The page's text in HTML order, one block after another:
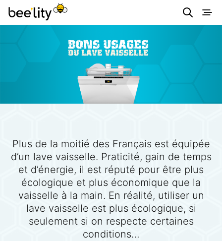
Plus de la moitié des Français est équipée
d’un lave vaisselle. Praticité, gain de temps
et d’énergie, il est réputé pour être plus
écologique et plus économique que la
vaisselle à la main. En réalité, utiliser un
lave vaisselle est plus écologique, si
seulement si on respecte certaines
conditions…
Astuces éco-
responsables pour
consommer
autrement et